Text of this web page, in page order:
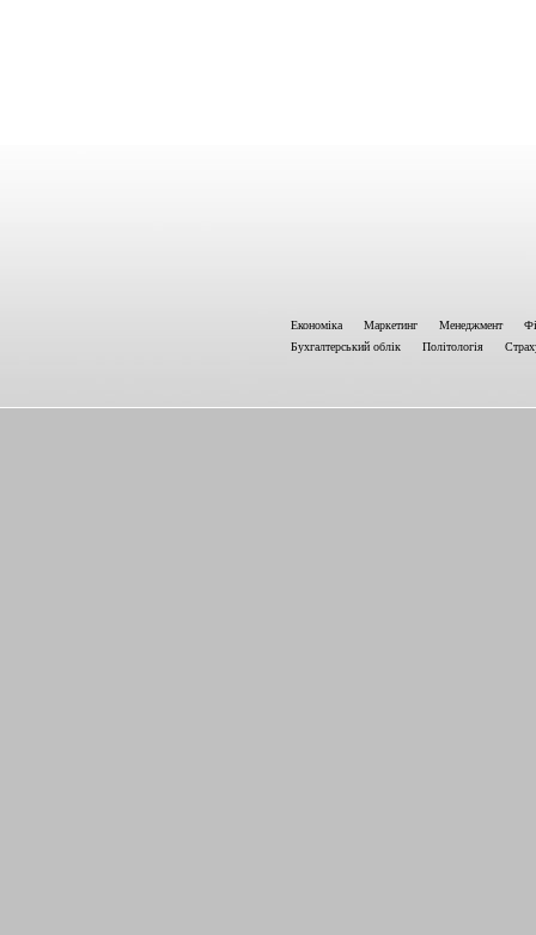
Економіка Маркетинг Менеджмент
Бухгалтерський облік
Політологія